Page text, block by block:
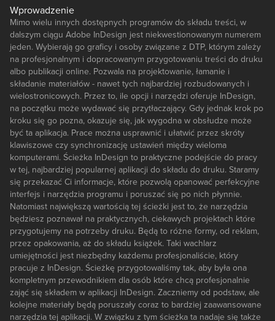
Wprowadzenie
Mimo wielu innych dostępnych programów do składu treści, w
dalszym ciągu Adobe InDesign jest niekwestionowanym numerem
jeden. Wybierają go graficy i osoby związane z DTP, którym zależy
na profesjonalnym i dopracowanym przygotowaniu treści do druku
albo publikacji online. Pozwala na projektowanie, łamanie i
składanie materiałów - nawet tych najbardziej rozbudowanych i
wielostronicowych. Przez to, ile opcji i narzędzi oferuje InDesign,
na początku może wydawać się przytłaczający. Gdy jednak krok po
kroku się go pozna, okazuje się, jak wygodna w obsłudze może
być ta aplikacja. Prace można usprawnić i ułatwić przez skróty
klawiszowe czy synchronizację ustawień między wieloma
komputerami. Ścieżka InDesign to praktyczne podejście do pracy
w tej, najbardziej popularnej aplikacji do składu do druku. Staramy
się przekazać Ci informacje, które pozwolą opanować perfekcyjne
interfejs i narzędzia programu i poruszać się po nich płynnie.
Natomiast największą wartością tej ścieżki jest to, że narzędzia
będziesz poznawał na praktycznych, ciekawych projektach które
przygotujemy na potrzeby druku. Będą to różne formy, od reklam,
przez opakowania, aż do składu książek. Taki wachlarz
umiejętności jest niezbędny każdemu profesjonaliście, który
pracuje z InDesign. Ścieżkę przygotowaliśmy tak, aby była ona
kompletnym przewodnikiem dla osób które chcą profesjonalnie
zająć się składem w aplikacji InDesign. Zaczniemy od podstaw, ale
kolejne materiały będą poruszały coraz to bardziej zaawansowane
narzędzia tej aplikacji. W związku z tym ścieżka ta nadaje się także